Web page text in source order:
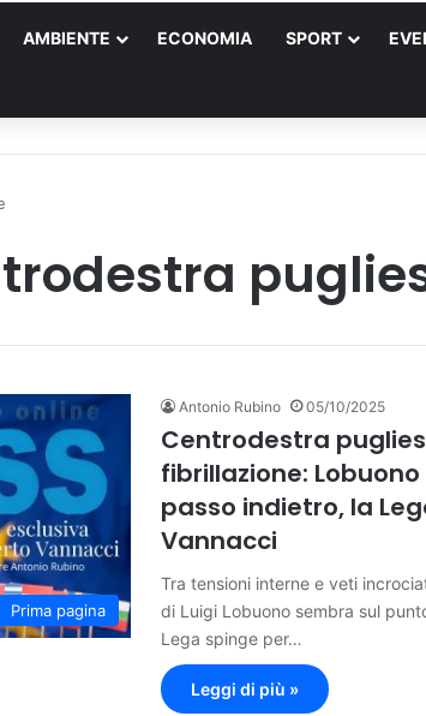
AMBIENTE ECONOMIA SPORT
Prima pagina
Antonio Rubino 05/10/2025
Centrodestra
fibrillazione: Lobuono
passo indietro, la
Vannacci
Tra tensioni interne e veti
di Luigi Lobuono sembra sul
Lega spinge per…
Leggi di più »